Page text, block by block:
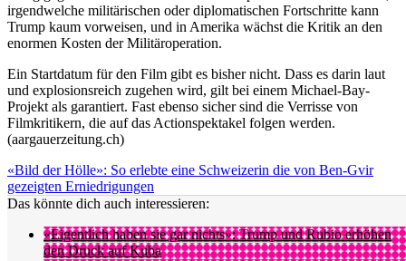
irgendwelche militärischen oder diplomatischen Fortschritte kann
Trump kaum vorweisen, und in Amerika wächst die Kritik an den
enormen Kosten der Militäroperation.
Ein Startdatum für den Film gibt es bisher nicht. Dass es darin laut
und explosionsreich zugehen wird, gilt bei einem Michael-Bay-
Projekt als garantiert. Fast ebenso sicher sind die Verrisse von
Filmkritikern, die auf das Actionspektakel folgen werden.
(aargauerzeitung.ch)
«Bild der Hölle»: So erlebte eine Schweizerin die von Ben-Gvir
gezeigten Erniedrigungen
Das könnte dich auch interessieren:
«Eigentlich haben sie gar nichts»: Trump und Rubio erhöhen
den Druck auf Kuba